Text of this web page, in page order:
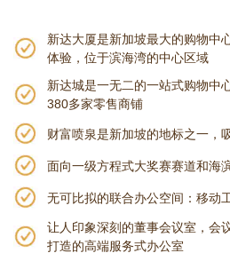
新达大厦是新加坡最大的购物中
体验，位于滨海湾的中心区域
新达城是一无二的一站式购物中
380多家零售商铺
财富喷泉是新加坡的地标之一，
面向一级方程式大奖赛赛道和海
无可比拟的联合办公空间：移动
让人印象深刻的董事会议室，会
打造的高端服务式办公室